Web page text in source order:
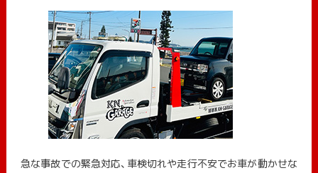
急な事故での緊急対応、車検切れや走行不安でお車が動かせな